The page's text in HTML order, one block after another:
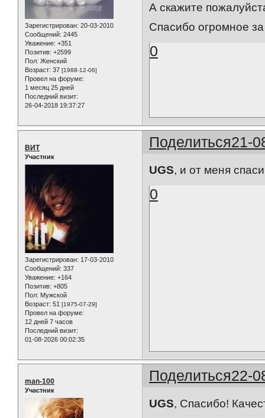
Зарегистрирован: 20-03-2010
Сообщений: 2445
Уважение: +351
Позитив: +2599
Пол: Женский
Возраст: 37 [1988-12-06]
Провел на форуме:
1 месяц 25 дней
Последний визит:
26-04-2018 19:37:27
А скажите
Спасибо огромное
0
Поделиться21-
ВИТ
Участник
Зарегистрирован: 17-03-2010
Сообщений: 337
Уважение: +164
Позитив: +805
Пол: Мужской
Возраст: 51 [1975-07-29]
Провел на форуме:
12 дней 7 часов
Последний визит:
01-08-2026 00:02:35
UGS, и от меня
0
Поделиться22-
man-100
Участник
UGS, Спасибо!